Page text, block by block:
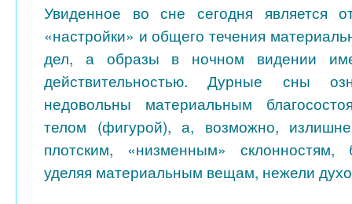
Увиденное во сне сегодня является
«настройки» и общего течения
дел, а образы в ночном видении
действительностью. Дурные сны
недовольны материальным
телом (фигурой), а, возможно,
плотским, «низменным»
уделяя материальным вещам, нежели